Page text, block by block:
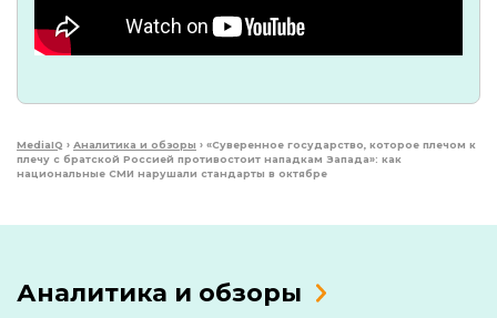
MediaIQ › Аналитика и обзоры › «Суверенное государство, которое плечом к
плечу с братской Россией противостоит нападкам Запада»: как
национальные СМИ нарушали стандарты в октябре
Аналитика и обзоры